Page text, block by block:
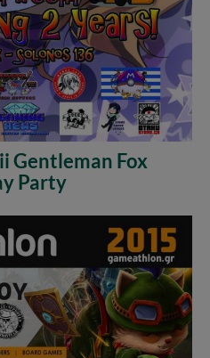
Gentleman Fox
Party